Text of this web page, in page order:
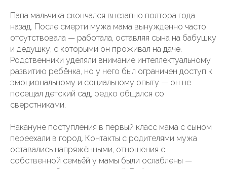
Папа мальчика скончался внезапно полтора года
назад. После смерти мужа мама вынужденно часто
отсутствовала — работала, оставляя сына на бабушку
и дедушку, с которыми он проживал на даче.
Родственники уделяли внимание интеллектуальному
развитию ребёнка, но у него был ограничен доступ к
эмоциональному и социальному опыту — он не
посещал детский сад, редко общался со
сверстниками.
Накануне поступления в первый класс мама с сыном
переехали в город. Контакты с родителями мужа
оставались напряжёнными, отношения с
собственной семьёй у мамы были ослаблены —